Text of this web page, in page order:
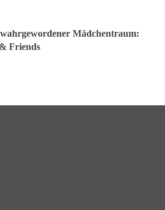
Mädchentraum:
Friends